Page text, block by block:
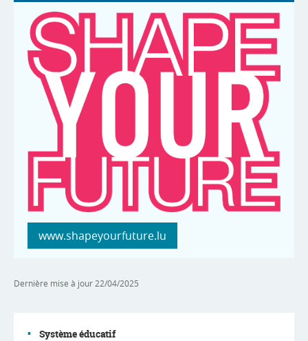
www.shapeyourfuture.lu
Dernière mise à jour 22/04/2025
Système éducatif